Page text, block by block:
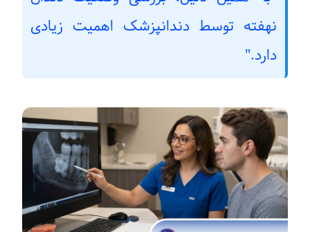
نهفته توسط دندانپزشک اهمیت زیادی
دارد."